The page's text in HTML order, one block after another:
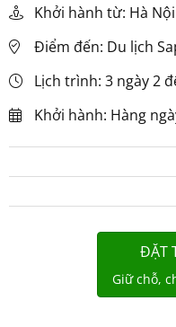
Khởi hành từ: Hà Nội
Điểm đến: Du lịch
Lịch trình: 3 ngày 2
Khởi hành: Hàng
ĐẶT
Giữ chỗ,